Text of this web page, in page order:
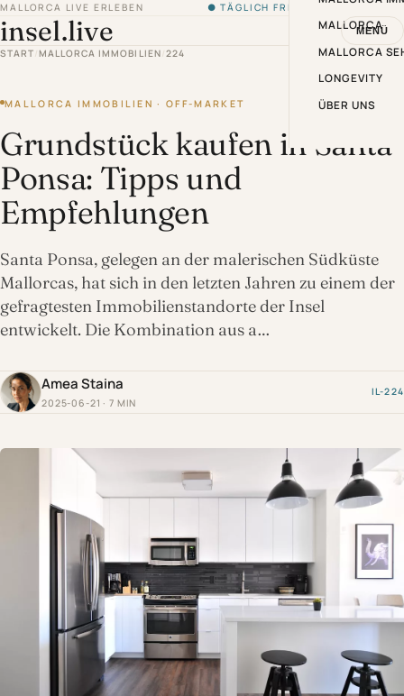
MALLORCA LIVE ERLEBEN ● TÄGLICH FRISCH VON DER INSEL
insel.live MENÜ
MALLORCA
MALLORCA
LONGEVITY
ÜBER UNS
START /MALLORCA IMMOBILIEN 224
MALLORCA IMMOBILIEN · OFF-MARKET
Grundstück kaufen in Santa
Ponsa: Tipps und
Empfehlungen
Santa Ponsa, gelegen an der malerischen Südküste
Mallorcas, hat sich in den letzten Jahren zu einem der
gefragtesten Immobilienstandorte der Insel
entwickelt. Die Kombination aus a…
Amea Staina
2025-06-21 · 7 MIN
IL-224